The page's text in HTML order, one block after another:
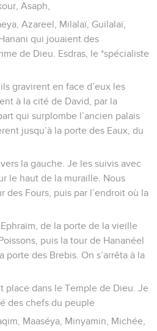
Asaph,
Azareel, Milalaï, Guilalaï,
qui jouaient des
de Dieu. Esdras, le *spécialiste
gravirent en face d’eux les
à la cité de David, par la
qui surplombe l’ancien palais
jusqu’à la porte des Eaux, du
la gauche. Je les suivis avec
le haut de la muraille. Nous
des Fours, puis par l’endroit où la
de la porte de la vieille
puis la tour de Hananéel
porte des Brebis. On s’arrêta à la
place dans le Temple de Dieu. Je
des chefs du peuple
Maaséya, Minyamin, Michée,